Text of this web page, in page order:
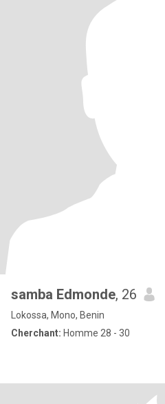
samba Edmonde, 26
Lokossa, Mono, Benin
Cherchant: Homme 28 - 30